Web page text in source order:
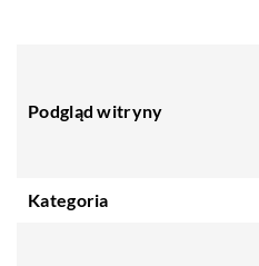
Podgląd witryny
Kategoria